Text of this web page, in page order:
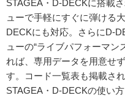
STAGEA・D-DECKに搭載
ューで手軽にすぐに弾ける
DECKにも対応。さらにD-
ューの“ライブパフォーマ
れば、専用データを用意せ
す。コード一覧表も掲載さ
STAGEA・D-DECKの使い